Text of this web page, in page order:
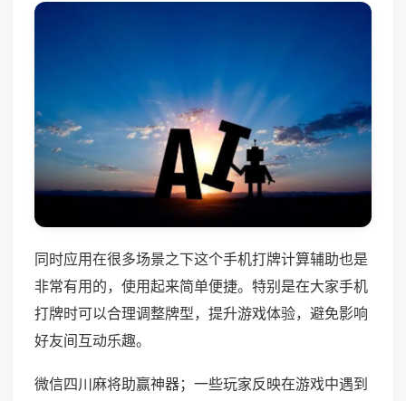
同时应用在很多场景之下这个手机打牌计算辅助也是
非常有用的，使用起来简单便捷。特别是在大家手机
打牌时可以合理调整牌型，提升游戏体验，避免影响
好友间互动乐趣。
微信四川麻将助赢神器；一些玩家反映在游戏中遇到